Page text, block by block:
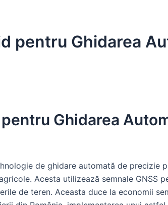
pentru Ghidarea
Ghidarea
de ghidare automată de precizie
Acesta utilizează semnale GNSS
de teren. Aceasta duce la economii